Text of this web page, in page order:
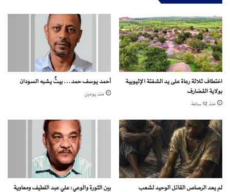
ن
و
ي
ر
ي
و
ن
و
ل
ن
؟
اختطاف ثلاثة رعاة على يد الشفتة الإثيوبية
بولاية القضارف
منذ 12 ساعة
أحمد يوسف حمد… بيتٌ يشبه السودان
منذ يومين
لم يعد الرصاص القاتل الوحيد لشعب
بين الثورة والوعي: علي عبد اللطيف ومعاوية